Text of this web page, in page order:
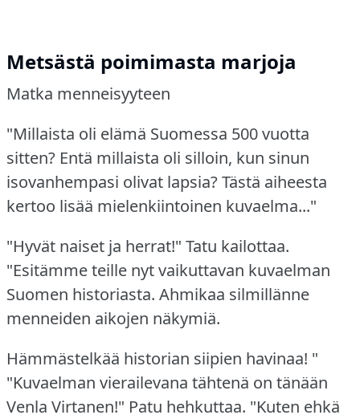
Metsästä poimimasta marjoja
Matka menneisyyteen
"Millaista oli elämä Suomessa 500 vuotta
sitten? Entä millaista oli silloin, kun sinun
isovanhempasi olivat lapsia?Tästä aiheesta
kertoo lisää mielenkiintoinen kuvaelma..."
"Hyvät naiset ja herrat!" Tatu kailottaa.
"Esitämme teille nyt vaikuttavan kuvaelman
Suomen historiasta. Ahmikaa silmillänne
menneiden aikojen näkymiä.
Hämmästelkää historian siipien havinaa! "
"Kuvaelman vierailevana tähtenä on tänään
Venla Virtanen!" Patu hehkuttaa. "Kuten ehkä